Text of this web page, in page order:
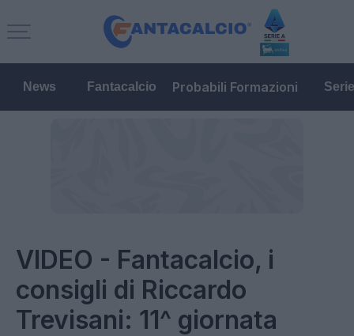
News Fantacalcio Probabili Formazioni
VIDEO - Fantacalcio, i
consigli di Riccardo
Trevisani: 11^ giornata